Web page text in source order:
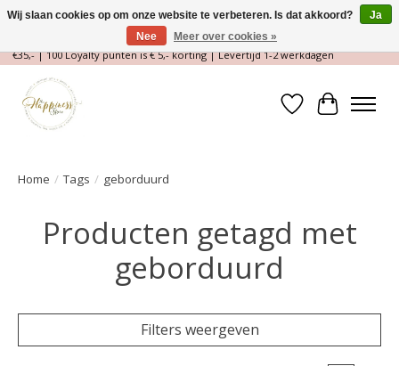
Magische Conceptstore, Edelstenen & Spirituele winkel | Gratis verzending >
€35,- | 100 Loyalty punten is € 5,- korting | Levertijd 1-2 werkdagen
Verlanglijst
Home / Tags / geborduurd
Producten getagd met
geborduurd
Filters weergeven
Wij slaan cookies op om onze website te verbeteren. Is dat akkoord?
Ja
Nee
Meer over cookies »